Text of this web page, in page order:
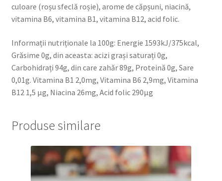
culoare (roșu sfeclă roșie), arome de căpșuni, niacină,
vitamina B6, vitamina B1, vitamina B12, acid folic.
Informații nutriționale la 100g: Energie 1593kJ/375kcal,
Grăsime 0g, din aceasta: acizi grași saturați 0g,
Carbohidrați 94g, din care zahăr 89g, Proteină 0g, Sare
0,01g. Vitamina B1 2,0mg, Vitamina B6 2,9mg, Vitamina
B12 1,5 µg, Niacina 26mg, Acid folic 290µg
Produse similare